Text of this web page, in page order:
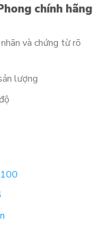
chính hãng
và chứng từ rõ
lượng